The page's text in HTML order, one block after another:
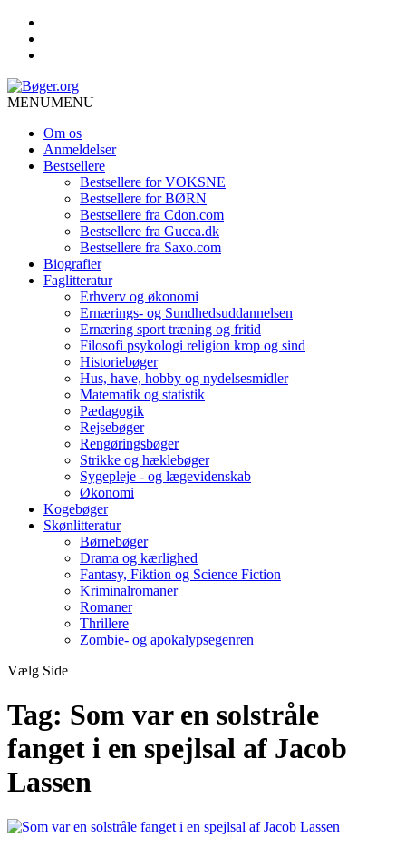
MENUMENU
Om os
Anmeldelser
Bestsellere
Bestsellere for VOKSNE
Bestsellere for BØRN
Bestsellere fra Cdon.com
Bestsellere fra Gucca.dk
Bestsellere fra Saxo.com
Biografier
Faglitteratur
Erhverv og økonomi
Ernærings- og Sundhedsuddannelsen
Ernæring sport træning og fritid
Filosofi psykologi religion krop og sind
Historiebøger
Hus, have, hobby og nydelsesmidler
Matematik og statistik
Pædagogik
Rejsebøger
Rengøringsbøger
Strikke og hæklebøger
Sygepleje - og lægevidenskab
Økonomi
Kogebøger
Skønlitteratur
Børnebøger
Drama og kærlighed
Fantasy, Fiktion og Science Fiction
Kriminalromaner
Romaner
Thrillere
Zombie- og apokalypsegenren
Vælg Side
Tag: Som var en solstråle
fanget i en spejlsal af Jacob
Lassen